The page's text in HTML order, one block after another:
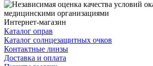
Интернет-магазин
Каталог оправ
Каталог солнцезащитных очков
Контактные линзы
Доставка и оплата